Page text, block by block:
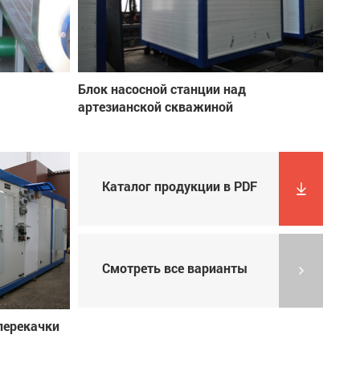
Блок насосной станции над
артезианской скважиной
Каталог продукции в PDF
Смотреть все варианты